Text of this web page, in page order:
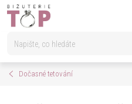
Přejít
Dočasné tetování